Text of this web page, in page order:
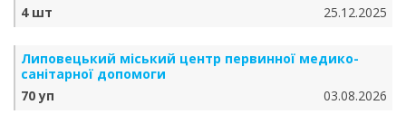
4 шт
25.12.2025
Липовецький міський центр первинної медико-
санітарної допомоги
70 уп
03.08.2026